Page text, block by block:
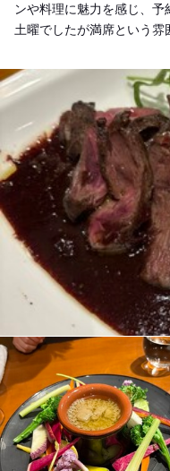
ンや料理に魅力を感じ、予
土曜でしたが満席という雰